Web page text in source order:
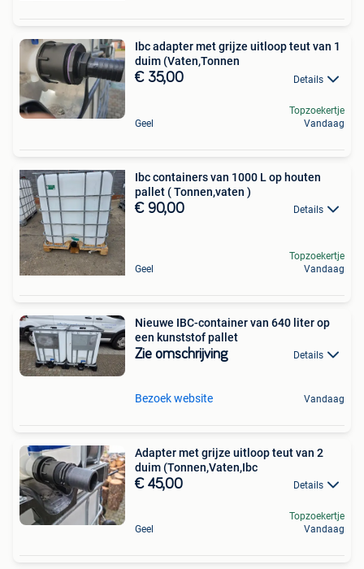
Ibc adapter met grijze uitloop teut van 1
duim (Vaten,Tonnen
€ 35,00 Details
Geel
Topzoekertje
Vandaag
Ibc containers van 1000 L op houten
pallet ( Tonnen,vaten )
€ 90,00 Details
Geel
Topzoekertje
Vandaag
Nieuwe IBC-container van 640 liter op
een kunststof pallet
Zie omschrijving Details
Bezoek website Vandaag
Adapter met grijze uitloop teut van 2
duim (Tonnen,Vaten,Ibc
€ 45,00 Details
Geel
Topzoekertje
Vandaag